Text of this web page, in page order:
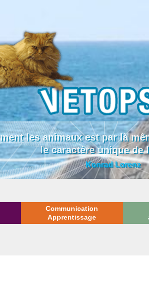
les animaux est par là
le caractère unique de
Konrad Lorenz
Communication
Apprentissage